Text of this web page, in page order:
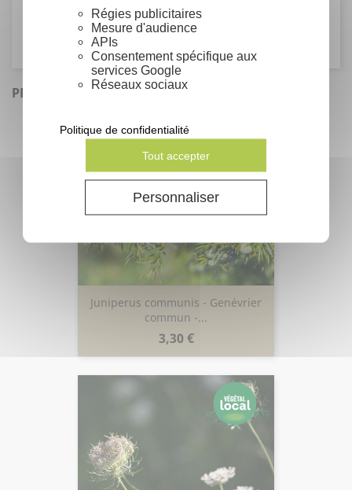
Régies publicitaires
Mesure d'audience
APIs
Consentement spécifique aux
services Google
Réseaux sociaux
Tout accepter
Personnaliser
Politique de confidentialité
Cornaceae
PRODUITS SIMILAIRES
Juniperus communis - Genévrier
commun -...
Prix
3,30 €